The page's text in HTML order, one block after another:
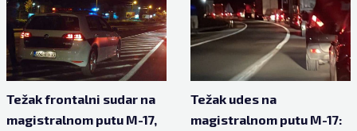
Težak frontalni sudar na
magistralnom putu M-17,
Težak udes na
magistralnom putu M-17: